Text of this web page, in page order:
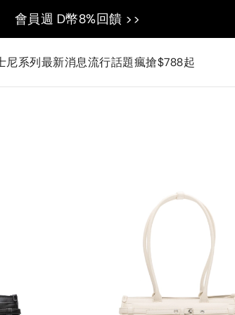
會員週 D幣8%回饋 >>
尼系列最新消息流行話題瘋搶$788起